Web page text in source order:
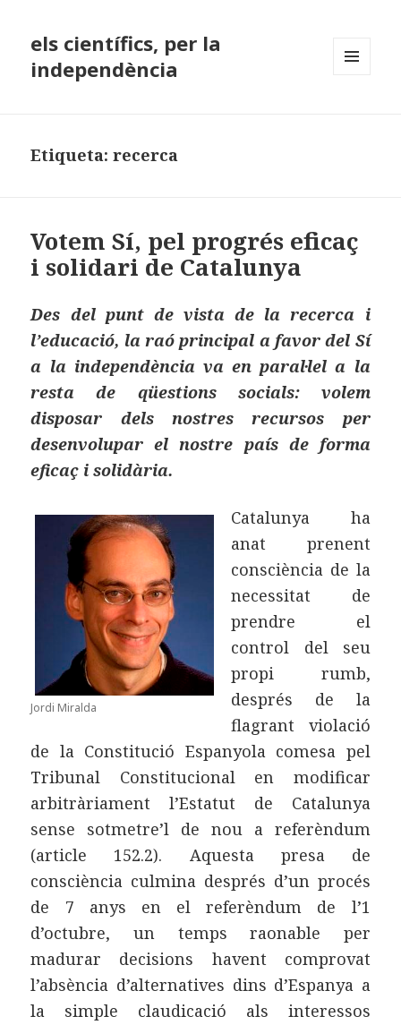
els científics, per la
independència
Etiqueta:recerca
Votem Sí, pel progrés eficaç
i solidari de Catalunya
Des del punt de vista de la recerca i
l’educació, la raó principal a favor del Sí
a la independència va en paral·lel a la
resta de qüestions socials: volem
disposar dels nostres recursos per
desenvolupar el nostre país de forma
eficaç i solidària.
Jordi Miralda
Catalunya ha
anat prenent
consciència de la
necessitat de
prendre el
control del seu
propi rumb,
després de la
flagrant violació
de la Constitució Espanyola comesa pel
Tribunal Constitucional en modificar
arbitràriament l’Estatut de Catalunya
sense sotmetre’l de nou a referèndum
(article 152.2). Aquesta presa de
consciència culmina després d’un procés
de 7 anys en el referèndum de l’1
d’octubre, un temps raonable per
madurar decisions havent comprovat
l’absència d’alternatives dins d’Espanya a
la simple claudicació als interessos